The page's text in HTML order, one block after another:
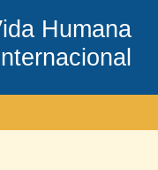
Humana